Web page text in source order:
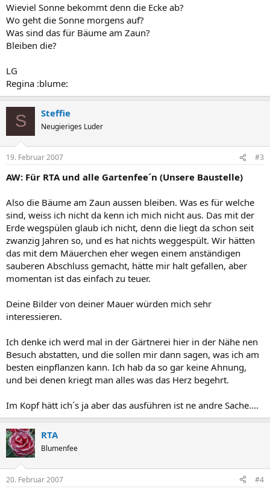
Wieviel Sonne bekommt denn die Ecke ab?
Wo geht die Sonne morgens auf?
Was sind das für Bäume am Zaun?
Bleiben die?
LG
Regina :blume:
S Steffie
Neugieriges Luder
19. Februar 2007 #3
AW: Für RTA und alle Gartenfee´n (Unsere Baustelle)
Also die Bäume am Zaun aussen bleiben. Was es für welche
sind, weiss ich nicht da kenn ich mich nicht aus. Das mit der
Erde wegspülen glaub ich nicht, denn die liegt da schon seit
zwanzig Jahren so, und es hat nichts weggespült. Wir hätten
das mit dem Mäuerchen eher wegen einem anständigen
sauberen Abschluss gemacht, hätte mir halt gefallen, aber
momentan ist das einfach zu teuer.
Deine Bilder von deiner Mauer würden mich sehr
interessieren.
Ich denke ich werd mal in der Gärtnerei hier in der Nähe nen
Besuch abstatten, und die sollen mir dann sagen, was ich am
besten einpflanzen kann. Ich hab da so gar keine Ahnung,
und bei denen kriegt man alles was das Herz begehrt.
Im Kopf hätt ich´s ja aber das ausführen ist ne andre Sache....
RTA
Blumenfee
20. Februar 2007 #4